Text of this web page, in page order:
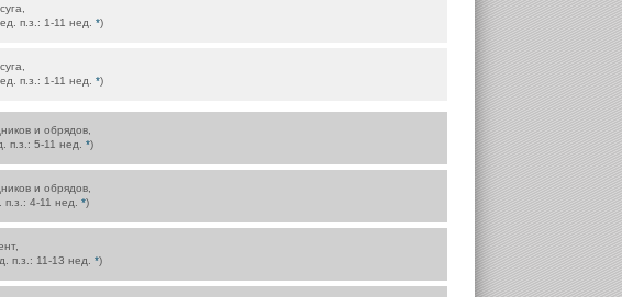
п.з.: 1-11 нед. *)
п.з.: 1-11 нед. *)
и обрядов,
п.з.: 5-11 нед. *)
и обрядов,
п.з.: 4-11 нед. *)
п.з.: 11-13 нед. *)